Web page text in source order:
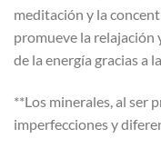
meditación y la
promueve la relajación
de la energía gracias a
**Los minerales, al ser
imperfecciones y